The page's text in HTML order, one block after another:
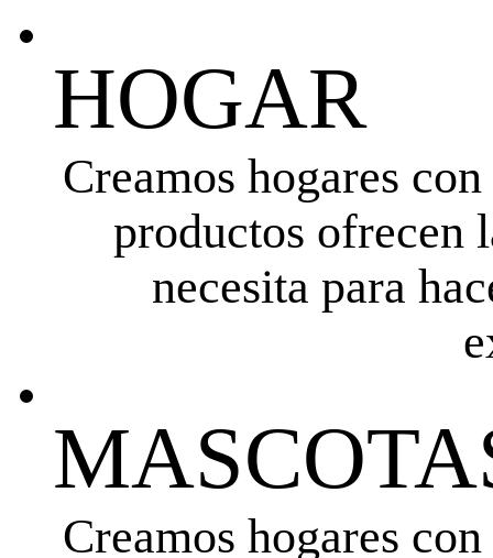
HOGAR
Creamos hogares
productos ofrecen
necesita para
Creamos hogares